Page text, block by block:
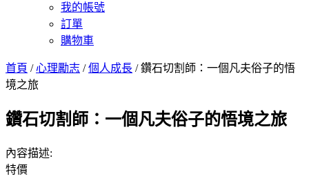
我的帳號
訂單
購物車
首頁 /心理勵志 /個人成長 / 鑽石切割師：一個凡夫俗子的悟
境之旅
鑽石切割師：一個凡夫俗子的悟境之旅
內容描述:
特價